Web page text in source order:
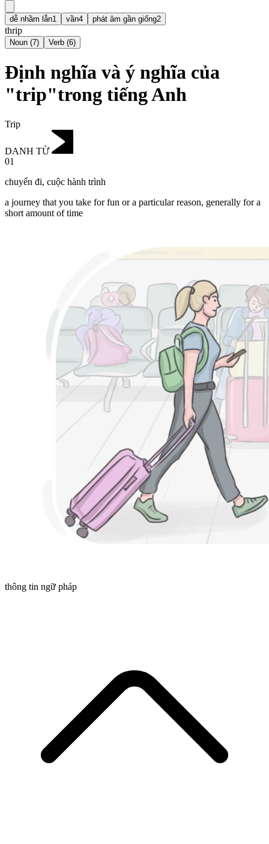
dễ nhầm lẫn1 vần4 phát âm gần giống2
thrip
Noun (7) Verb (6)
Định nghĩa và ý nghĩa của
"trip"trong tiếng Anh
Trip
DANH TỪ
01
chuyến đi, cuộc hành trình
a journey that you take for fun or a particular reason, generally for a
short amount of time
thông tin ngữ pháp